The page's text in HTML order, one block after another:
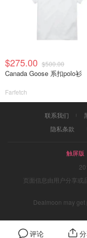
$275.00 $500.00
Canada Goose 系扣polo衫
Farfetch
评论
联系我们
隐私条款
触屏版
页面信息由用户分享或
Dealmoon may